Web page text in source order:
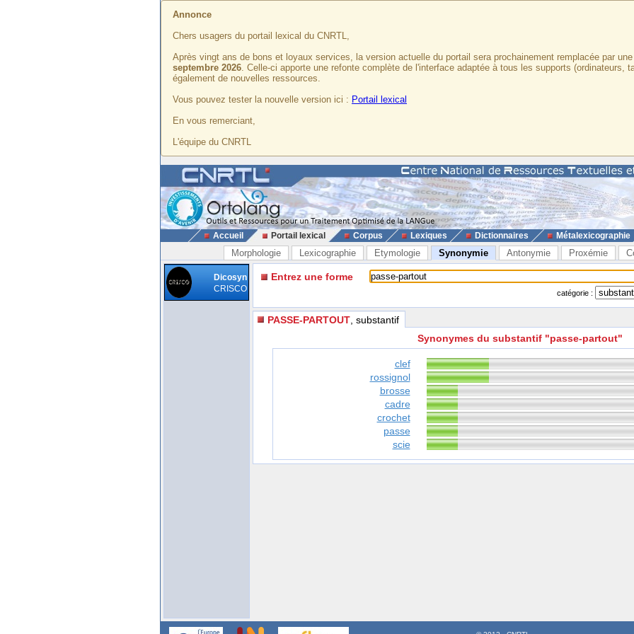
Annonce
Chers usagers du portail lexical du CNRTL,
Après vingt ans de bons et loyaux services, la version actuelle du portail sera prochainement remplacée par
septembre 2026. Celle-ci apporte une refonte complète de l'interface adaptée à tous les supports (ordinateurs,
également de nouvelles ressources.
Vous pouvez tester la nouvelle version ici : Portail lexical
En vous remerciant,
L'équipe du CNRTL
Accueil Portail lexical Corpus Lexiques Dictionnaires Métalexicographie
Morphologie Lexicographie Etymologie Synonymie Antonymie Proxémie
Dicosyn
CRISCO
Entrez une forme
catégorie :
PASSE-PARTOUT , substantif
Synonymes du substantif "passe-partout"
clef
rossignol
brosse
cadre
crochet
passe
scie